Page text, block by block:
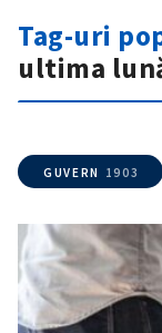
Tag-uri
ultima
GUVERN 1903
Email +
Am
acord